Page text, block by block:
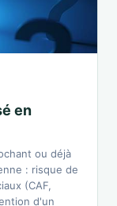
en
ou déjà
: risque de
(CAF,
d'un